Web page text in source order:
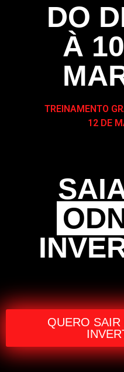
DO
À
TREINAMENTO
12 DE
QUERO